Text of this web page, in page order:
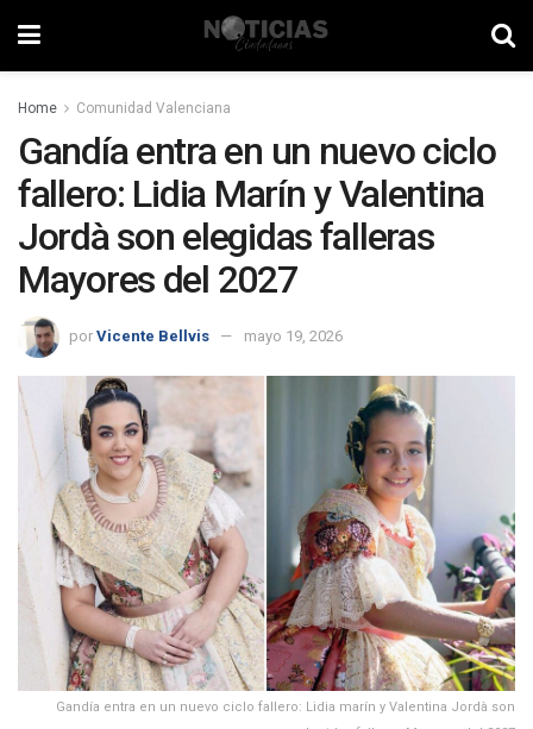
Home Comunidad Valenciana
Gandía entra en un nuevo ciclo
fallero: Lidia Marín y Valentina
Jordà son elegidas falleras
Mayores del 2027
por Vicente Bellvis mayo 19, 2026
Gandía entra en un nuevo ciclo fallero: Lidia marín y Valentina Jordà son